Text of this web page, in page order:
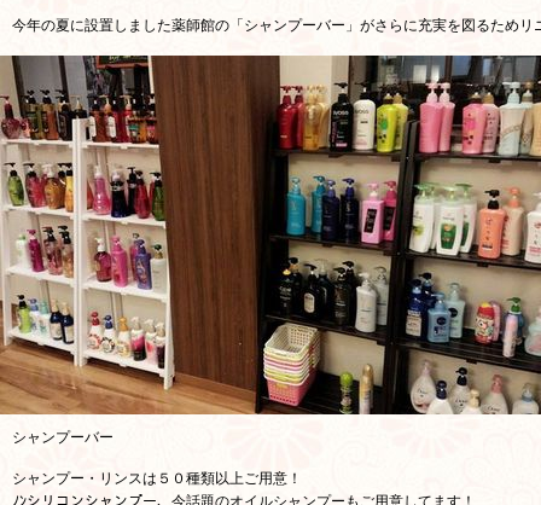
今年の夏に設置しました薬師館の「シャンプーバー」がさらに充実を図るためリ
シャンプーバー
シャンプー・リンスは５０種類以上ご用意！
ﾉﾝシリコンシャンプー、今話題のオイルシャンプーもご用意してます！